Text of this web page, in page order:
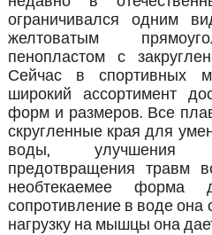
ограничивался одним
желтоватым
пенопластом с
Сейчас в спортивных
широкий ассортимент
форм и размеров. Все
скругленные края для
воды, улучшения
предотвращения травм
необтекаемее форма
сопротивление в воде она
нагрузку на мышцы она